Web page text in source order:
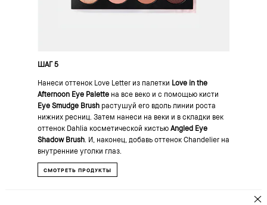
ШАГ 5
Нанеси оттенок Love Letter из палетки Love in the
Afternoon Eye Palette на все веко и с помощью кисти
Eye Smudge Brushрастушуй его вдоль линии роста
нижних ресниц. Затем нанеси на веки и в складки век
оттенок Dahlia косметической кистью Angled Eye
Shadow Brush. И, наконец, добавь оттенок Chandelier на
внутренние уголки глаз.
СМОТРЕТЬ ПРОДУКТЫ